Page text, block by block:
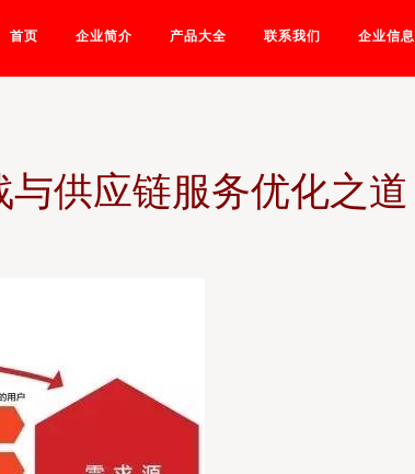
首页 企业简介 产品大全 联系我们 企业信息
供应链服务优化之道